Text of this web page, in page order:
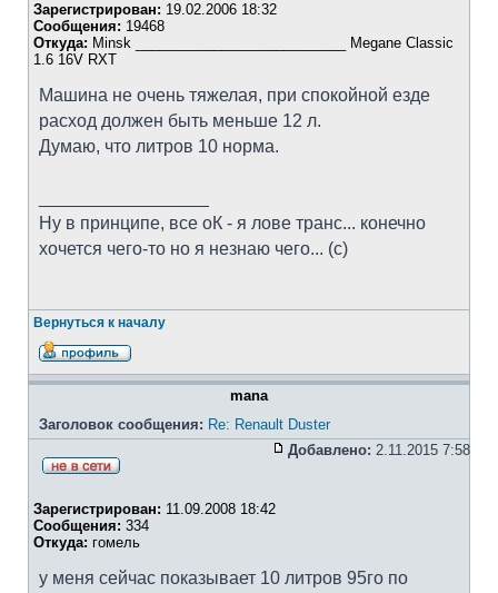
Зарегистрирован: 19.02.2006 18:32
Сообщения: 19468
Откуда: Minsk ___________________________ Megane Classic
1.6 16V RXT
Машина не очень тяжелая, при спокойной езде
расход должен быть меньше 12 л.
Думаю, что литров 10 норма.
Ну в принципе, все оК - я лове транс... конечно
хочется чего-то но я незнаю чего... (с)
Вернуться к началу
mana
Заголовок сообщения: Re: Renault Duster
Добавлено: 2.11.2015 7:58
Зарегистрирован: 11.09.2008 18:42
Сообщения: 334
Откуда: гомель
у меня сейчас показывает 10 литров 95го по